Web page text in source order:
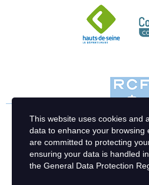
This website uses cookies and
data to enhance your browsing
are committed to protecting
ensuring your data is handled
the General Data Protection